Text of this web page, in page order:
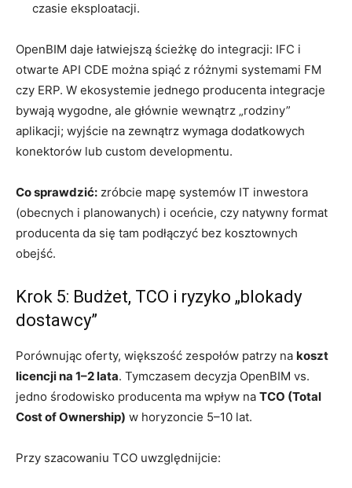
czasie eksploatacji.
OpenBIM daje łatwiejszą ścieżkę do integracji: IFC i
otwarte API CDE można spiąć z różnymi systemami FM
czy ERP. W ekosystemie jednego producenta integracje
bywają wygodne, ale głównie wewnątrz „rodziny”
aplikacji; wyjście na zewnątrz wymaga dodatkowych
konektorów lub custom developmentu.
Co sprawdzić: zróbcie mapę systemów IT inwestora
(obecnych i planowanych) i oceńcie, czy natywny format
producenta da się tam podłączyć bez kosztownych
obejść.
Krok 5: Budżet, TCO i ryzyko „blokady
dostawcy”
Porównując oferty, większość zespołów patrzy na koszt
licencji na 1–2 lata. Tymczasem decyzja OpenBIM vs.
jedno środowisko producenta ma wpływ na TCO (Total
Cost of Ownership) w horyzoncie 5–10 lat.
Przy szacowaniu TCO uwzględnijcie: